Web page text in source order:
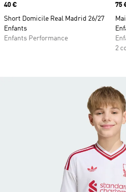
Prix
40 €
Short Domicile Real Madrid 26/27
Enfants
Enfants Performance
75
2